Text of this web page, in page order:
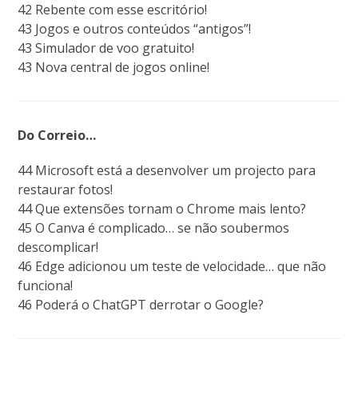
42 Rebente com esse escritório!
43 Jogos e outros conteúdos “antigos”!
43 Simulador de voo gratuito!
43 Nova central de jogos online!
Do Correio…
44 Microsoft está a desenvolver um projecto para
restaurar fotos!
44 Que extensões tornam o Chrome mais lento?
45 O Canva é complicado… se não soubermos
descomplicar!
46 Edge adicionou um teste de velocidade… que não
funciona!
46 Poderá o ChatGPT derrotar o Google?